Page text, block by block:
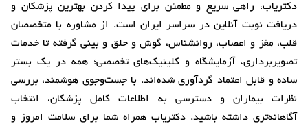
دکتریاب، راهی سریع و مطمئن برای پیدا کردن بهترین پزشکان و
دریافت نوبت آنلاین در سراسر ایران است. از مشاوره با متخصصان
قلب، مغز و اعصاب، روانشناس، گوش و حلق و بینی گرفته تا خدمات
تصویربرداری، آزمایشگاه و کلینیک‌های تخصصی؛ همه در یک بستر
ساده و قابل اعتماد گردآوری شده‌اند. با جست‌وجوی هوشمند، بررسی
نظرات بیماران و دسترسی به اطلاعات کامل پزشکان، انتخاب
آگاهانه‌تری داشته باشید. دکتریاب همراه شما برای سلامت امروز و